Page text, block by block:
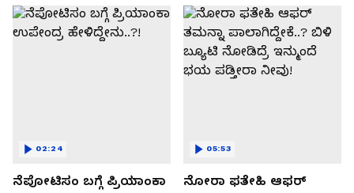
ನೆಪೋಟಿಸಂ ಬಗ್ಗೆ ಪ್ರಿಯಾಂಕಾ
02:24
ನೋರಾ ಫತೇಹಿ ಆಫರ್​
05:53